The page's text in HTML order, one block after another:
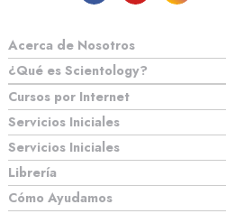
Acerca de Nosotros
¿Qué es Scientology?
Cursos por Internet
Servicios Iniciales
Servicios Iniciales
Librería
Cómo Ayudamos